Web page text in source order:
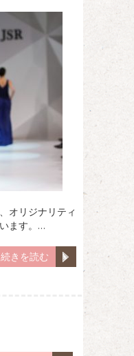
オリジナリティ
ます。…
続きを読む